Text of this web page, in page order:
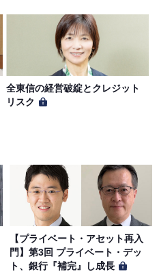
全東信の経営破綻とクレジット
リスク
【プライベート・アセット再入
門】第3回 プライベート・デッ
ト、銀行『補完』し成長